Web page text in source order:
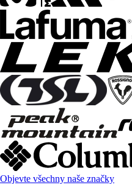
Objevte všechny naše značky